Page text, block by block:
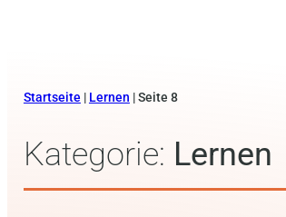
Startseite | Lernen |Seite 8
Kategorie: Lernen